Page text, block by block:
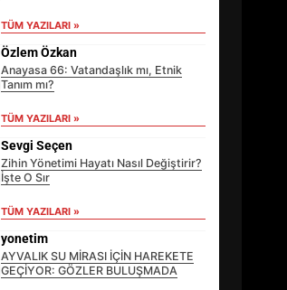
TÜM YAZILARI »
Özlem Özkan
Anayasa 66: Vatandaşlık mı, Etnik
Tanım mı?
TÜM YAZILARI »
Sevgi Seçen
Zihin Yönetimi Hayatı Nasıl Değiştirir?
İşte O Sır
TÜM YAZILARI »
yonetim
AYVALIK SU MİRASI İÇİN HAREKETE
GEÇİYOR: GÖZLER BULUŞMADA
EİB’DE KRİTİK ATAMA:
SÜRDÜRÜLEBİLİRLİKTE NE
DEĞİŞECEK?